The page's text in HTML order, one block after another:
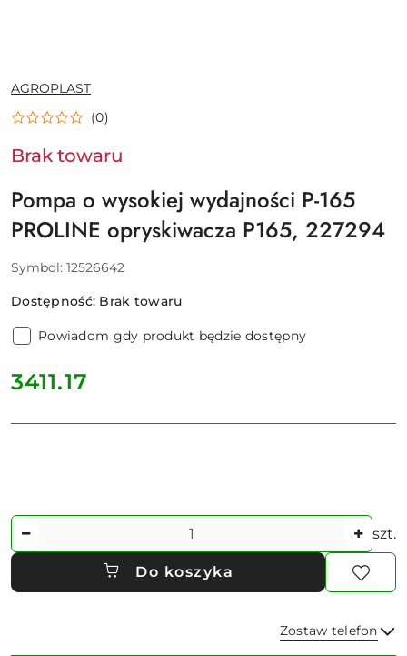
NAZWA
PRODUCENTA:
AGROPLAST
(0)
Brak towaru
Pompa o wysokiej wydajności P-165
PROLINE opryskiwacza P165, 227294
Symbol: 12526642
Dostępność: Brak towaru
Powiadom gdy produkt będzie dostępny
cena:
3411.17
Ilość szt.
Do koszyka
Zostaw telefon